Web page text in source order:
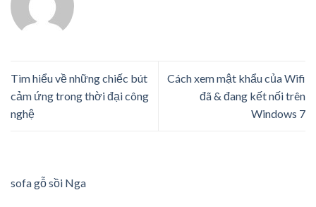
Tìm hiểu về những chiếc bút
cảm ứng trong thời đại công
nghệ
Cách xem mật khẩu của Wifi
đã & đang kết nối trên
Windows 7
sofa gỗ sồi Nga